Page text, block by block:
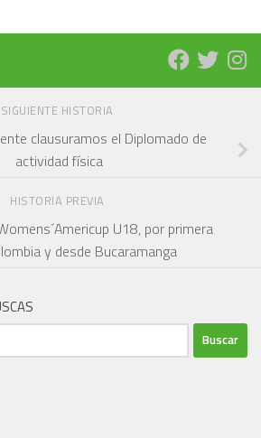
SIGUIENTE HISTORIA
clausuramos el Diplomado de
actividad física
HISTORIA PREVIA
U18, por primera
y desde Bucaramanga